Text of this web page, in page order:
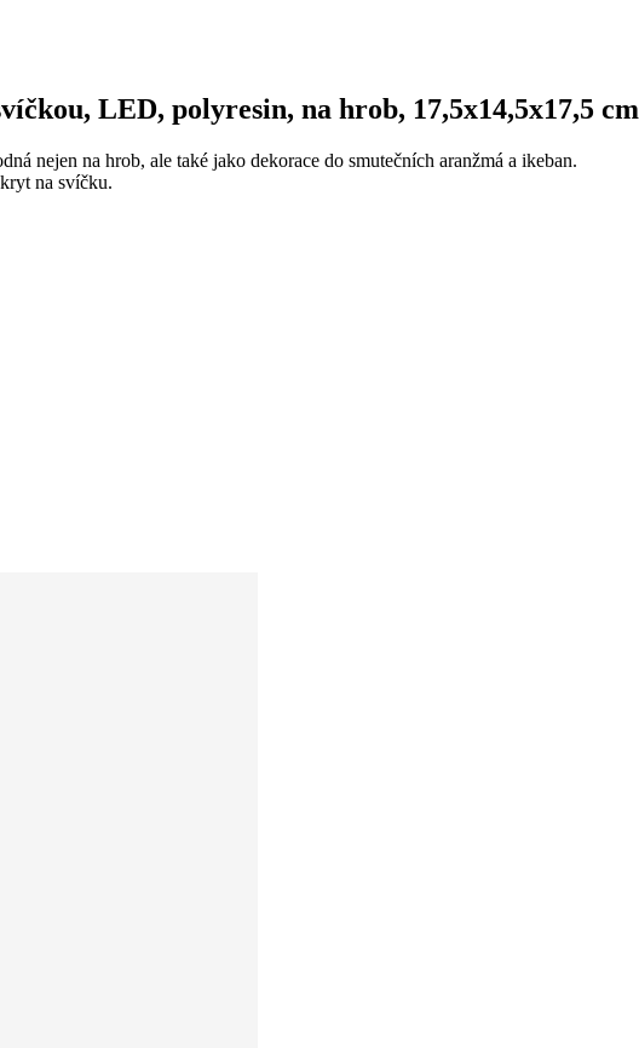
LED, polyresin, na hrob, 17,5x14,5x17,5 cm
nejen na hrob, ale také jako dekorace do smutečních aranžmá a ikeban.
na svíčku.